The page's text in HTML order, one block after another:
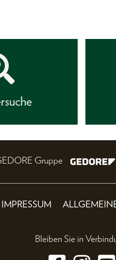
Gruppe
IMPRESSUM
Bleiben Sie in